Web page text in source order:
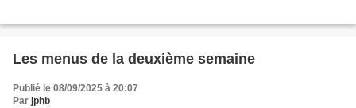
Les menus de la deuxième semaine
Publié le 08/09/2025 à 20:07
Par jphb